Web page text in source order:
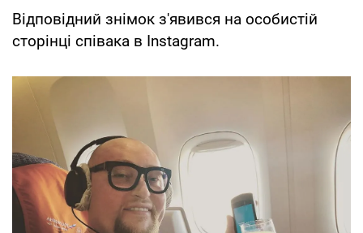
Відповідний знімок з'явився на особистій
сторінці співака в Instagram.